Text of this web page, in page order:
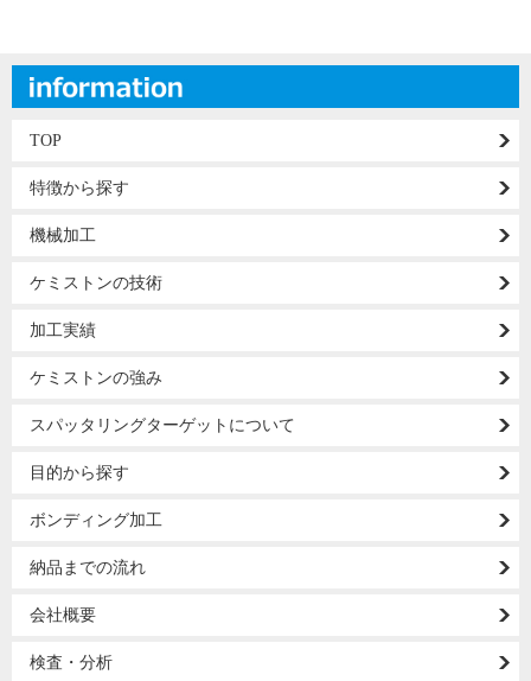
TOP
特徴から探す
機械加工
ケミストンの技術
加工実績
ケミストンの強み
スパッタリングターゲットについて
目的から探す
ボンディング加工
納品までの流れ
会社概要
検査・分析